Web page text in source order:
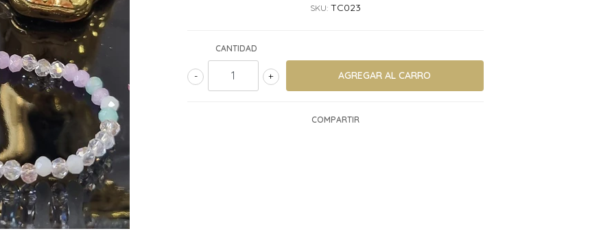
SKU: TC023
CANTIDAD
+
-
COMPARTIR